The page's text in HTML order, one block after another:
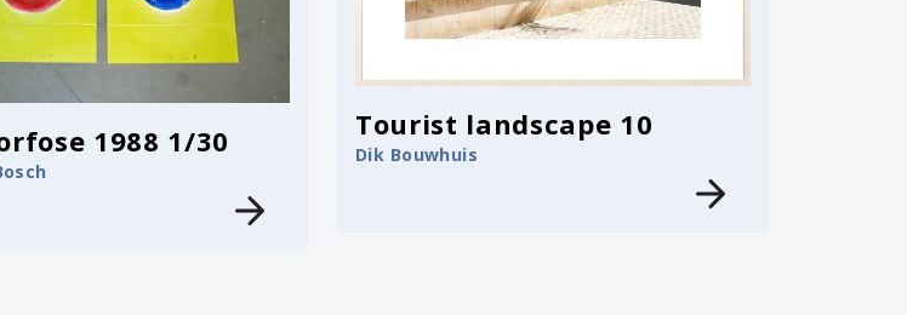
1988 1/30 Tourist landscape 10
Dik Bouwhuis